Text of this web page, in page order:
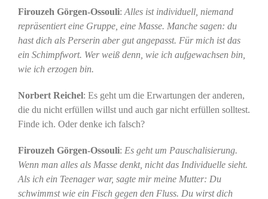
Firouzeh Görgen-Ossouli: Alles ist individuell, niemand
repräsentiert eine Gruppe, eine Masse. Manche sagen: du
hast dich als Perserin aber gut angepasst. Für mich ist das
ein Schimpfwort. Wer weiß denn, wie ich aufgewachsen bin,
wie ich erzogen bin.
Norbert Reichel: Es geht um die Erwartungen der anderen,
die du nicht erfüllen willst und auch gar nicht erfüllen solltest.
Finde ich. Oder denke ich falsch?
Firouzeh Görgen-Ossouli: Es geht um Pauschalisierung.
Wenn man alles als Masse denkt, nicht das Individuelle sieht.
Als ich ein Teenager war, sagte mir meine Mutter: Du
schwimmst wie ein Fisch gegen den Fluss. Du wirst dich